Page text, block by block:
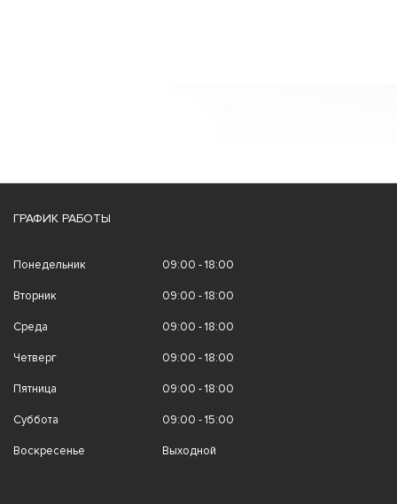
ГРАФИК РАБОТЫ
Понедельник 09:00 - 18:00
Вторник 09:00 - 18:00
Среда 09:00 - 18:00
Четверг 09:00 - 18:00
Пятница 09:00 - 18:00
Суббота 09:00 - 15:00
Воскресенье Выходной